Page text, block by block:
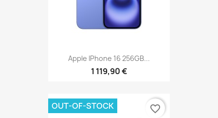
Apple IPhone 16 256GB...
1 119,90 €
OUT-OF-STOCK favorite_border